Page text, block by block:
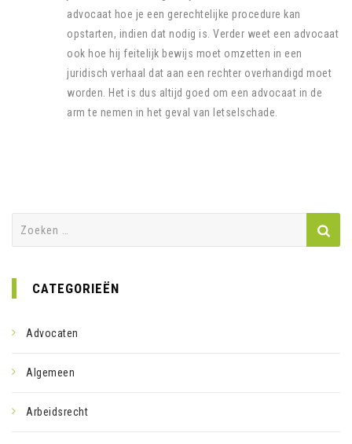
advocaat hoe je een gerechtelijke procedure kan
opstarten, indien dat nodig is. Verder weet een advocaat
ook hoe hij feitelijk bewijs moet omzetten in een
juridisch verhaal dat aan een rechter overhandigd moet
worden. Het is dus altijd goed om een advocaat in de
arm te nemen in het geval van letselschade.
CATEGORIEËN
Advocaten
Algemeen
Arbeidsrecht